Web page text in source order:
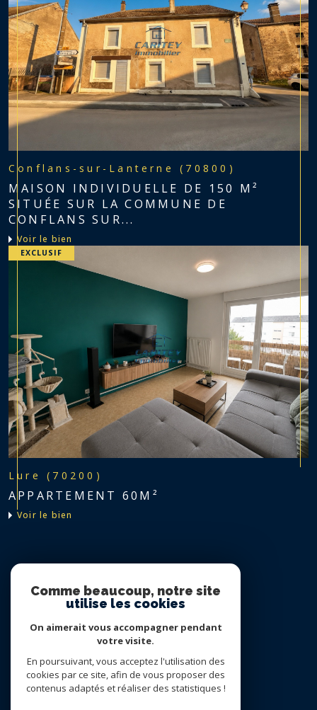
Conflans-sur-Lanterne (70800)
MAISON INDIVIDUELLE DE 150 M²
SITUÉE SUR LA COMMUNE DE
CONFLANS SUR...
voir le bien
EXCLUSIF
Lure (70200)
APPARTEMENT 60M²
voir le bien
Comme beaucoup, notre site
utilise les cookies
On aimerait vous accompagner pendant
votre visite.
En poursuivant, vous acceptez l'utilisation des
cookies par ce site, afin de vous proposer des
contenus adaptés et réaliser des statistiques !